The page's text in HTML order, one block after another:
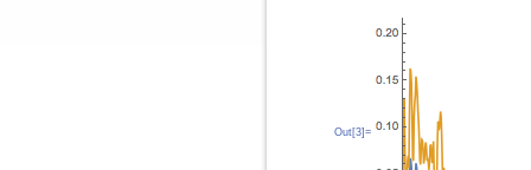
Out[3]=